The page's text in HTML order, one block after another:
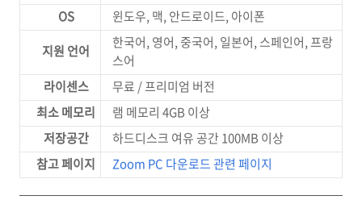
OS
윈도우, 맥, 안드로이드, 아이폰
지원 언어
한국어, 영어, 중국어, 일본어, 스페인어, 프랑
스어
라이센스
무료 / 프리미엄 버전
최소 메모리
램 메모리 4GB 이상
저장공간
하드디스크 여유 공간 100MB 이상
참고 페이지
Zoom PC 다운로드 관련 페이지